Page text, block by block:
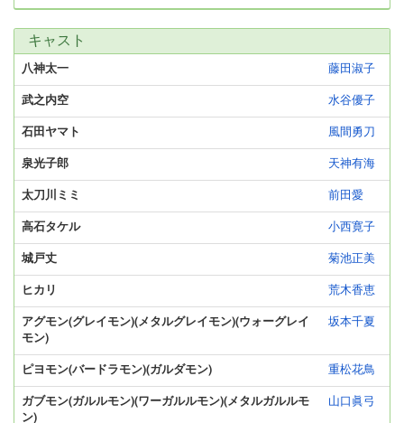
キャスト
八神太一 藤田淑子
武之内空 水谷優子
石田ヤマト 風間勇刀
泉光子郎 天神有海
太刀川ミミ 前田愛
高石タケル 小西寛子
城戸丈 菊池正美
ヒカリ 荒木香恵
アグモン(グレイモン)(メタルグレイモン)(ウォーグレイ
モン)
坂本千夏
ピヨモン(バードラモン)(ガルダモン) 重松花鳥
ガブモン(ガルルモン)(ワーガルルモン)(メタルガルルモ
ン)
山口眞弓